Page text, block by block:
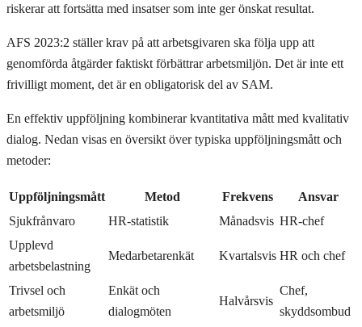
riskerar att fortsätta med insatser som inte ger önskat resultat.
AFS 2023:2 ställer krav på att arbetsgivaren ska följa upp att
genomförda åtgärder faktiskt förbättrar arbetsmiljön. Det är inte ett
frivilligt moment, det är en obligatorisk del av SAM.
En effektiv uppföljning kombinerar kvantitativa mått med kvalitativ
dialog. Nedan visas en översikt över typiska uppföljningsmått och
metoder:
Uppföljningsmått Metod Frekvens
Ansvar
Sjukfrånvaro
HR-statistik Månadsvis HR-chef
Upplevd
arbetsbelastning
Medarbetarenkät Kvartalsvis HR och chef
Trivsel och
arbetsmiljö
Enkät och
dialogmöten
Halvårsvis
Chef,
skyddsombud